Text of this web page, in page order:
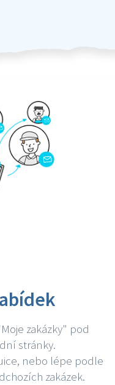
zakázky" pod
stránky.
nebo lépe podle
zakázek.